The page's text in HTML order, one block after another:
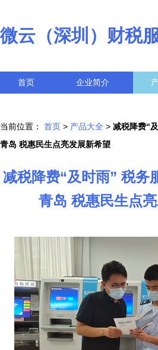
微云（深圳）财税
首页 企业简介
当前位置： 首页 > 产品大全 > 减税降费“
青岛 税惠民生点亮发展新希望
减税降费“及时雨” 税务
青岛 税惠民生点